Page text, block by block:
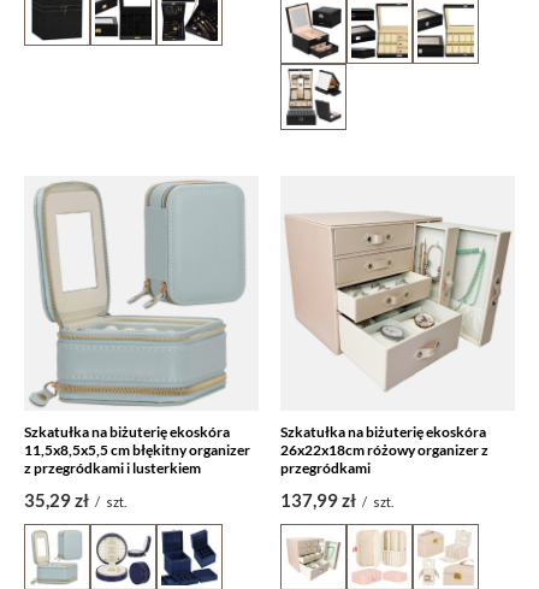
Szkatułka na biżuterię ekoskóra
11,5x8,5x5,5 cm błękitny organizer
z przegródkami i lusterkiem
35,29 zł / szt.
Szkatułka na biżuterię ekoskóra
26x22x18cm różowy organizer z
przegródkami
137,99 zł / szt.